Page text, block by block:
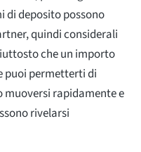
deposito possono
quindi considerali
che un importo
puoi permetterti di
muoversi rapidamente e
rivelarsi